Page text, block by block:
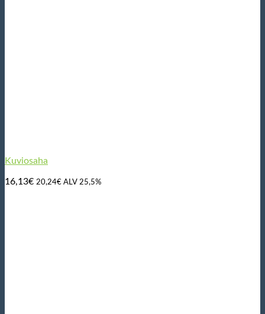
Kuviosaha
16,13€ 20,24€ ALV 25,5%